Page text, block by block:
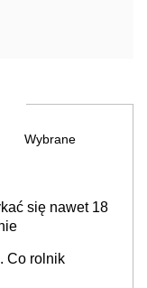
Wybrane
się nawet 18
Co rolnik